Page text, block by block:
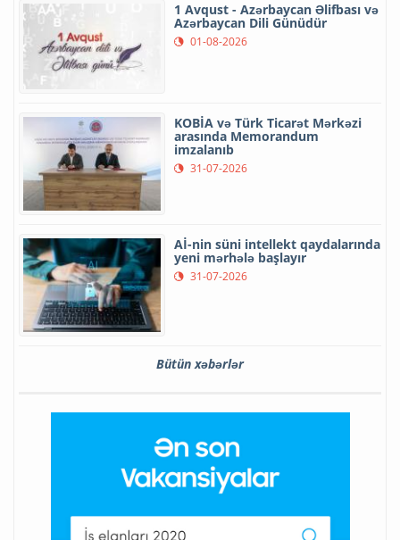
1 Avqust - Azərbaycan Əlifbası və
Azərbaycan Dili Günüdür
01-08-2026
KOBİA və Türk Ticarət Mərkəzi
arasında Memorandum
imzalanıb
31-07-2026
Aİ-nin süni intellekt qaydalarında
yeni mərhələ başlayır
31-07-2026
Bütün xəbərlər